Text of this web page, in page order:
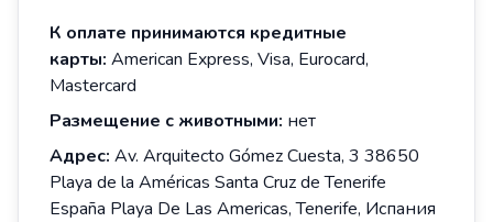
К оплате принимаются кредитные
карты: American Express, Visa, Eurocard,
Mastercard
Размещение с животными: нет
Адрес: Av. Arquitecto Gómez Cuesta, 3 38650
Playa de la Américas Santa Cruz de Tenerife
España Playa De Las Americas, Tenerife, Испания